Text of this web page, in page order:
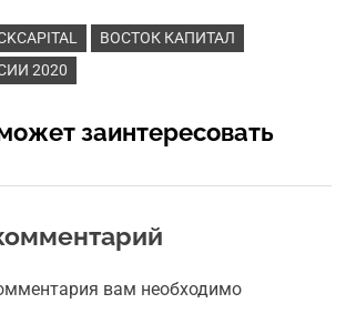
ВОСТОК КАПИТАЛ
2020
заинтересовать
вам необходимо